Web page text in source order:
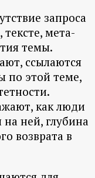
запроса
тексте, мета-
темы.
ссылаются
по этой теме,
как люди
на ней, глубина
возврата в